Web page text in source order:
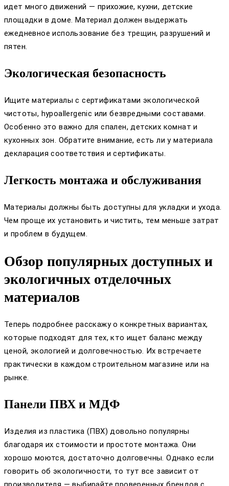
идет много движений — прихожие, кухни, детские
площадки в доме. Материал должен выдержать
ежедневное использование без трещин, разрушений и
пятен.
Экологическая безопасность
Ищите материалы с сертификатами экологической
чистоты, hypoallergenic или безвредными составами.
Особенно это важно для спален, детских комнат и
кухонных зон. Обратите внимание, есть ли у материала
декларация соответствия и сертификаты.
Легкость монтажа и обслуживания
Материалы должны быть доступны для укладки и ухода.
Чем проще их установить и чистить, тем меньше затрат
и проблем в будущем.
Обзор популярных доступных и
экологичных отделочных
материалов
Теперь подробнее расскажу о конкретных вариантах,
которые подходят для тех, кто ищет баланс между
ценой, экологией и долговечностью. Их встречаете
практически в каждом строительном магазине или на
рынке.
Панели ПВХ и МДФ
Изделия из пластика (ПВХ) довольно популярны
благодаря их стоимости и простоте монтажа. Они
хорошо моются, достаточно долговечны. Однако если
говорить об экологичности, то тут все зависит от